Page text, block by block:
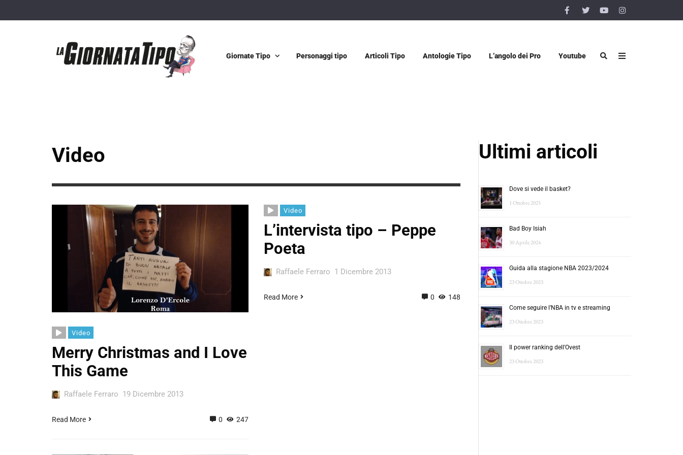
Giornate Tipo Personaggi tipo Articoli Tipo Antologie Tipo L’angolo dei Pro Youtube
Video
Video
Merry Christmas and I Love
This Game
Raffaele Ferraro 19 Dicembre 2013
Read More 0 247
Video
L’intervista tipo – Peppe
Poeta
Raffaele Ferraro 1 Dicembre 2013
Read More 0 148
Ultimi articoli
Dove si vede il basket?
1 Ottobre 2025
Bad Boy Isiah
30 Aprile 2024
Guida alla stagione NBA 2023/2024
23 Ottobre 2023
Come seguire l’NBA in tv e streaming
23 Ottobre 2023
Il power ranking dell’Ovest
23 Ottobre 2023